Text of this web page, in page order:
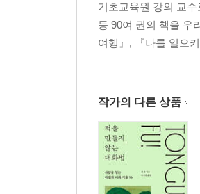
Scene 47 최소한 상대의
Scene 48 합리적인 규칙
Scene 49 말싸움을 말려
Scene 52 대안을 주고 고르
Scene 54 일이 안 풀릴 때
Scene 55 실패를 잊고 새
Scene 56 당신이 옳다는
기초교육원 강의 교
등 90여 권의 책을 우
여행』, 『나를 일으
작가의 다른 상품